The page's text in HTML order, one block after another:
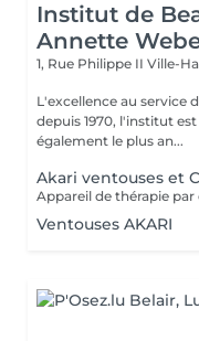
Institut de
Annette
1, Rue Philippe II Ville-
L'excellence au service de la beauté!
depuis 1970, l'institut
également le plus an...
Akari ventouses et
Ventouses AKARI